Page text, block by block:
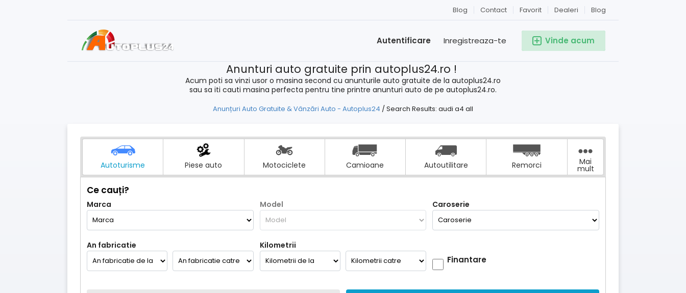
Blog
Dealeri
Favorit
Contact
Blog
Vinde acum
Inregistreaza-te
Autentificare
Anunturi auto gratuite prin autoplus24.ro !
Acum poti sa vinzi usor o masina second cu anunturile auto gratuite de la autoplus24.ro
sau sa iti cauti masina perfecta pentru tine printre anunturi auto de pe autoplus24.ro.
Anunțuri Auto Gratuite & Vânzări Auto - Autoplus24 /Search Results: audi a4 all
Autoturisme Piese auto Motociclete Camioane Autoutilitare Remorci Mai
mult
Ce cauți?
Marca Model Caroserie
An fabricatie Kilometrii
Finantare